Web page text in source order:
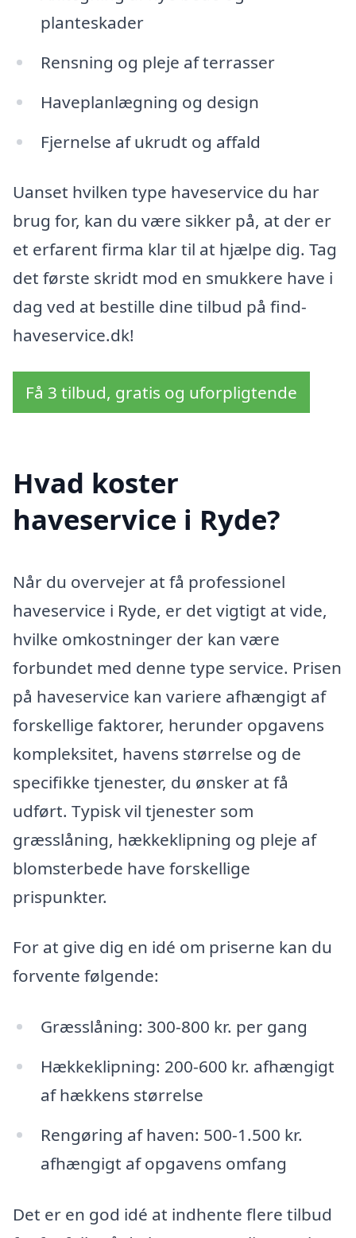
planteskader
Rensning og pleje af terrasser
Haveplanlægning og design
Fjernelse af ukrudt og affald
Uanset hvilken type haveservice du har
brug for, kan du være sikker på, at der er
et erfarent firma klar til at hjælpe dig. Tag
det første skridt mod en smukkere have i
dag ved at bestille dine tilbud på find-
haveservice.dk!
Få 3 tilbud, gratis og uforpligtende
Hvad koster
haveservice i Ryde?
Når du overvejer at få professionel
haveservice i Ryde, er det vigtigt at vide,
hvilke omkostninger der kan være
forbundet med denne type service. Prisen
på haveservice kan variere afhængigt af
forskellige faktorer, herunder opgavens
kompleksitet, havens størrelse og de
specifikke tjenester, du ønsker at få
udført. Typisk vil tjenester som
græsslåning, hækkeklipning og pleje af
blomsterbede have forskellige
prispunkter.
For at give dig en idé om priserne kan du
forvente følgende:
Græsslåning: 300-800 kr. per gang
Hækkeklipning: 200-600 kr. afhængigt
af hækkens størrelse
Rengøring af haven: 500-1.500 kr.
afhængigt af opgavens omfang
Det er en god idé at indhente flere tilbud